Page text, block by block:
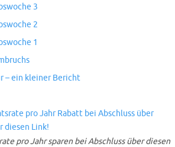
3
2
1
– ein kleiner Bericht
pro Jahr sparen bei Abschluss über diesen